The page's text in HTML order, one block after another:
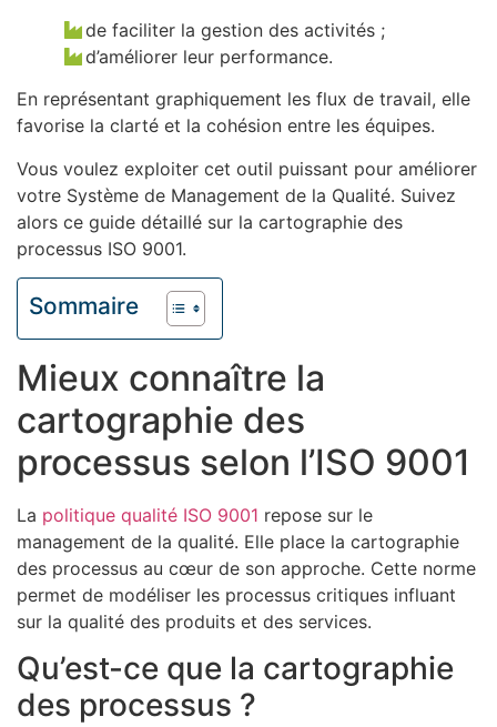
de faciliter la gestion des activités ;
d’améliorer leur performance.
En représentant graphiquement les flux de travail, elle
favorise la clarté et la cohésion entre les équipes.
Vous voulez exploiter cet outil puissant pour améliorer
votre Système de Management de la Qualité. Suivez
alors ce guide détaillé sur la cartographie des
processus ISO 9001.
Sommaire
Mieux connaître la
cartographie des
processus selon l’ISO 9001
La politique qualité ISO 9001 repose sur le
management de la qualité. Elle place la cartographie
des processus au cœur de son approche. Cette norme
permet de modéliser les processus critiques influant
sur la qualité des produits et des services.
Qu’est-ce que la cartographie
des processus ?